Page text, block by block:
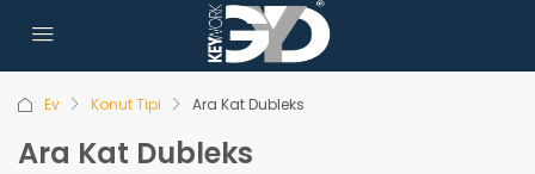
Ev Konut Tipi Ara Kat Dubleks
Ara Kat Dubleks